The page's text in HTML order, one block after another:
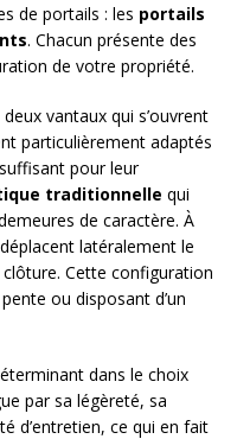
de portails : les portails
. Chacun présente des
de votre propriété.
vantaux qui s’ouvrent
particulièrement adaptés
pour leur
traditionnelle qui
de caractère. À
latéralement le
Cette configuration
ou disposant d’un
dans le choix
par sa légèreté, sa
d’entretien, ce qui en fait